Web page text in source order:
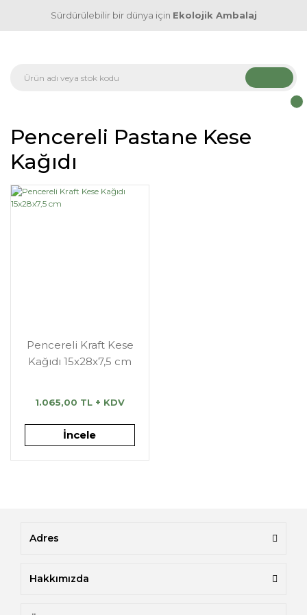
Sürdürülebilir bir dünya için Ekolojik Ambalaj
Pencereli Pastane Kese
Kağıdı
Pencereli Kraft Kese
Kağıdı 15x28x7,5 cm
1.065,00 TL + KDV
İncele
Adres
Hakkımızda